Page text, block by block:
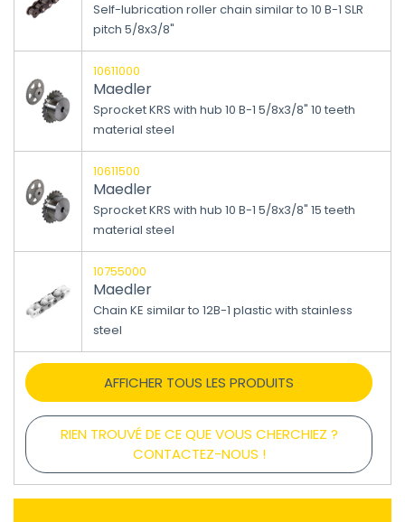
Self-lubrication roller chain similar to 10 B-1 SLR
pitch 5/8x3/8"
10611000
Maedler
Sprocket KRS with hub 10 B-1 5/8x3/8" 10 teeth
material steel
10611500
Maedler
Sprocket KRS with hub 10 B-1 5/8x3/8" 15 teeth
material steel
10755000
Maedler
Chain KE similar to 12B-1 plastic with stainless
steel
AFFICHER TOUS LES PRODUITS
RIEN TROUVÉ DE CE QUE VOUS CHERCHIEZ ?
CONTACTEZ-NOUS !